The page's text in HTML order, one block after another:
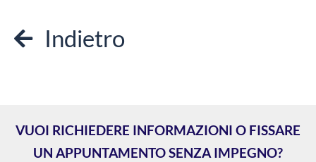
Indietro
VUOI RICHIEDERE INFORMAZIONI O FISSARE
UN APPUNTAMENTO SENZA IMPEGNO?